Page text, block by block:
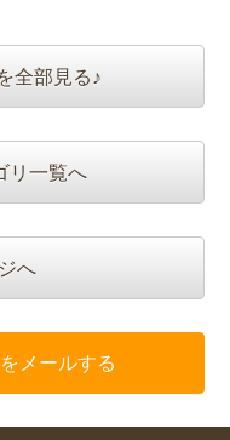
全部見る♪
リ一覧へ
へ
メールする